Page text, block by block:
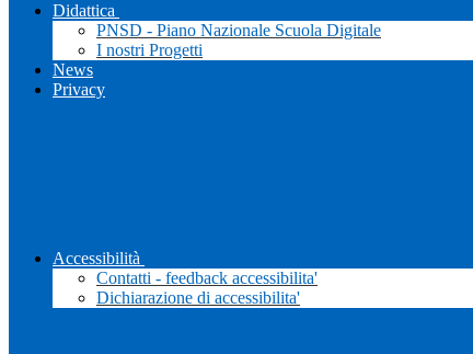
Didattica
PNSD - Piano Nazionale Scuola Digitale
I nostri Progetti
News
Privacy
Accessibilità
Contatti - feedback accessibilita'
Dichiarazione di accessibilita'